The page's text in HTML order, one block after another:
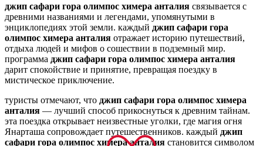
джип сафари гора олимпос химера анталия связывается с
древними названиями и легендами, упомянутыми в
энциклопедиях этой земли. каждый джип сафари гора
олимпос химера анталия отражает историю путешествий,
отдыха людей и мифов о сошествии в подземный мир.
программа джип сафари гора олимпос химера анталия
дарит спокойствие и принятие, превращая поездку в
мистическое приключение.
туристы отмечают, что джип сафари гора олимпос химера
анталия — лучший способ прикоснуться к древним тайнам.
эта поездка открывает неизвестные уголки, где магия огня
Янарташа сопровождает путешественников. каждый джип
сафари гора олимпос химера анталия становится символом